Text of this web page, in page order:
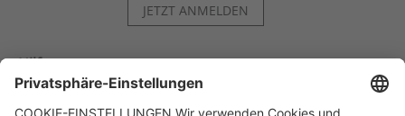
JETZT ANMELDEN
Hilfe
Kontakt